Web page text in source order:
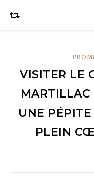
VISITER LE
MARTILLAC
UNE
PLEIN